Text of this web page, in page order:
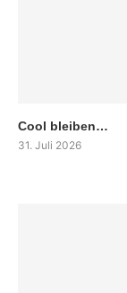
Cool bleiben…
31. Juli 2026